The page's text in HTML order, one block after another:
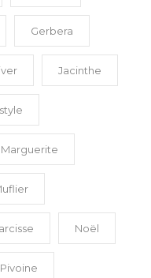
Gerbera
Jacinthe
Marguerite
Noël
Pivoine